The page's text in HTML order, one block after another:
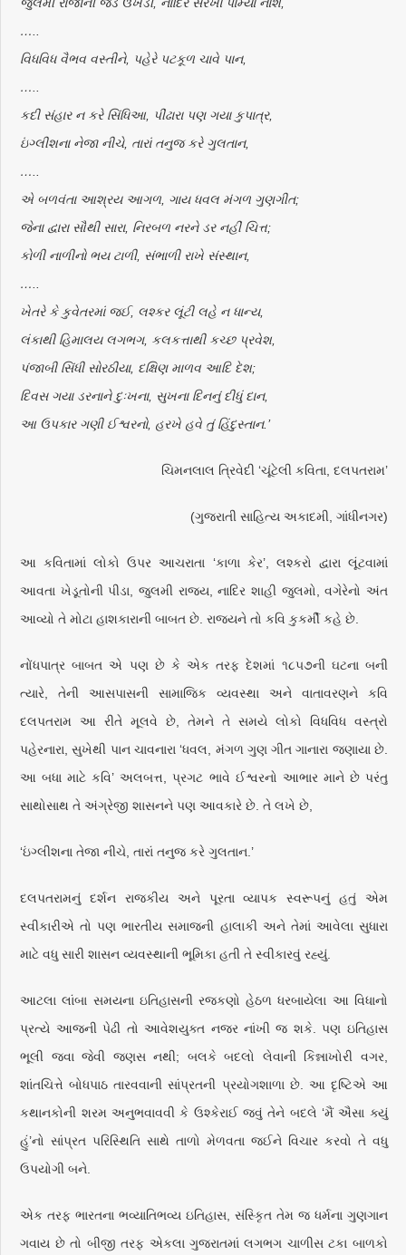
…..
વિધવિધ વૈભવ વસ્તીને, પહેરે પટકૂળ ચાવે પાન,
…..
કદી સંહાર ન કરે સિંધિઆ, પીંઢારા પણ ગયા કુપાત્ર,
ઇંગ્લીશના નેજા નીચે, તારાં તનુજ કરે ગુલતાન,
…..
એ બળવંતા આશ્રય આગળ, ગાય ધવલ મંગળ ગુણગીત;
જેના દ્વારા સૌથી સારા, નિરબળ નરને ડર નહીં ચિત્ત;
કોળી નાળીનો ભય ટાળી, સંભાળી રાખે સંસ્થાન,
…..
ખેતરે કે કુવેતરમાં જઈ, લશ્કર લૂંટી લહે ન ધાન્ય,
લંકાથી હિમાલય લગભગ, કલકત્તાથી કચ્છ પ્રવેશ,
પંજાબી સિંધી સોરઠીયા, દક્ષિણ માળવ આદિ દેશ;
દિવસ ગયા ડરનાને દુઃખના, સુખના દિનનું દીધું દાન,
આ ઉપકાર ગણી ઈશ્વરનો, હરખે હવે તું હિંદુસ્તાન.’
ચિમનલાલ ત્રિવેદી ‘ચૂંટેલી કવિતા, દલપતરામ’
(ગુજરાતી સાહિત્ય અકાદમી, ગાંધીનગર)
આ કવિતામાં લોકો ઉપર આચરાતા ‘કાળા કેર’, લશ્કરો દ્વારા લૂંટવામાં
આવતા ખેડૂતોની પીડા, જુલમી રાજ્ય, નાદિર શાહી જુલમો, વગેરેનો અંત
આવ્યો તે મોટા હાશકારાની બાબત છે. રાજ્યને તો કવિ કુકર્મી કહે છે.
નોંધપાત્ર બાબત એ પણ છે કે એક તરફ દેશમાં ૧૮૫૭ની ઘટના બની
ત્યારે, તેની આસપાસની સામાજિક વ્યવસ્થા અને વાતાવરણને કવિ
દલપતરામ આ રીતે મૂલવે છે, તેમને તે સમયે લોકો વિધવિધ વસ્ત્રો
પહેરનારા, સુખેથી પાન ચાવનારા ‘ધવલ, મંગળ ગુણ ગીત ગાનારા જણાયા છે.
આ બધા માટે કવિ’ અલબત્ત, પ્રગટ ભાવે ઈશ્વરનો આભાર માને છે પરંતુ
સાથોસાથ તે અંગ્રેજી શાસનને પણ આવકારે છે. તે લખે છે,
‘ઇંગ્લીશના તેજા નીચે, તારાં તનુજ કરે ગુલતાન.’
દલપતરામનું દર્શન રાજકીય અને પૂરતા વ્યાપક સ્વરૂપનું હતું એમ
સ્વીકારીએ તો પણ ભારતીય સમાજની હાલાકી અને તેમાં આવેલા સુધારા
માટે વધુ સારી શાસન વ્યવસ્થાની ભૂમિકા હતી તે સ્વીકારવું રહ્યું.
આટલા લાંબા સમયના ઇતિહાસની રજકણો હેઠળ ધરબાયેલા આ વિધાનો
પ્રત્યે આજની પેઢી તો આવેશયુક્ત નજર નાંખી જ શકે. પણ ઇતિહાસ
ભૂલી જવા જેવી જણસ નથી; બલકે બદલો લેવાની કિન્નાખોરી વગર,
શાંતચિત્તે બોધપાઠ તારવવાની સાંપ્રતની પ્રયોગશાળા છે. આ દૃષ્ટિએ આ
કથાનકોની શરમ અનુભવાવવી કે ઉશ્કેરાઈ જવું તેને બદલે ‘મૈં ઐસા ક્યું
હું’નો સાંપ્રત પરિસ્થિતિ સાથે તાળો મેળવતા જઈને વિચાર કરવો તે વધુ
ઉપયોગી બને.
એક તરફ ભારતના ભવ્યાતિભવ્ય ઇતિહાસ, સંસ્કૃિત તેમ જ ધર્મના ગુણગાન
ગવાય છે તો બીજી તરફ એકલા ગુજરાતમાં લગભગ ચાળીસ ટકા બાળકો